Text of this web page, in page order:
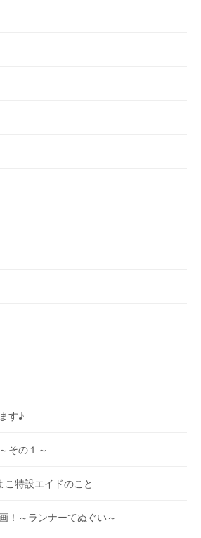
す♪
その１～
こ特設エイドのこと
！～ランナーてぬぐい～